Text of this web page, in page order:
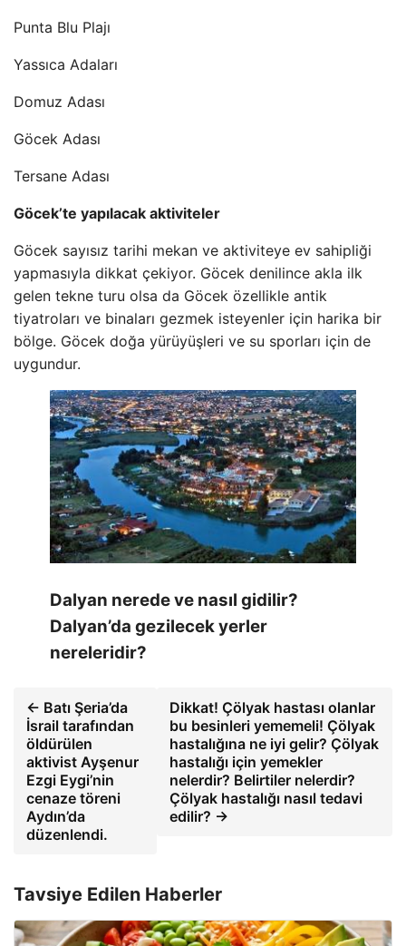
Punta Blu Plajı
Yassıca Adaları
Domuz Adası
Göcek Adası
Tersane Adası
Göcek’te yapılacak aktiviteler
Göcek sayısız tarihi mekan ve aktiviteye ev sahipliği
yapmasıyla dikkat çekiyor. Göcek denilince akla ilk
gelen tekne turu olsa da Göcek özellikle antik
tiyatroları ve binaları gezmek isteyenler için harika bir
bölge. Göcek doğa yürüyüşleri ve su sporları için de
uygundur.
Dalyan nerede ve nasıl gidilir?
Dalyan’da gezilecek yerler
nereleridir?
← Batı Şeria’da
İsrail tarafından
öldürülen
aktivist Ayşenur
Ezgi Eygi’nin
cenaze töreni
Aydın’da
düzenlendi.
Dikkat! Çölyak hastası olanlar
bu besinleri yememeli! Çölyak
hastalığına ne iyi gelir? Çölyak
hastalığı için yemekler
nelerdir? Belirtiler nelerdir?
Çölyak hastalığı nasıl tedavi
edilir? →
Tavsiye Edilen Haberler